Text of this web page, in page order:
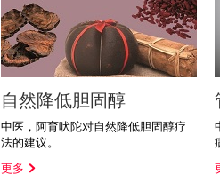
自然降低胆固醇
中医，阿育吠陀对自然降低胆固醇疗
法的建议。
更多